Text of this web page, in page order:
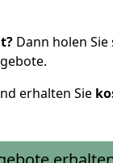
Dann holen
erhalten Sie